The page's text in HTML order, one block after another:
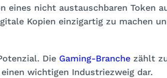
eines nicht austauschbaren Token
Kopien einzigartig zu machen
Die Gaming-Branche zählt
wichtigen Industriezweig dar.